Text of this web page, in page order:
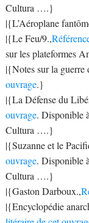
Cultura ….}
|{L’Aéroplane
|{Le Feu/9.,
sur les plateformes
|{Notes sur la guerre
ouvrage.}
|{La Défense du
ouvrage. Disponible
Cultura ….}
|{Suzanne et le
ouvrage. Disponible
Cultura ….}
|{Gaston Darboux.,
|{Encyclopédie